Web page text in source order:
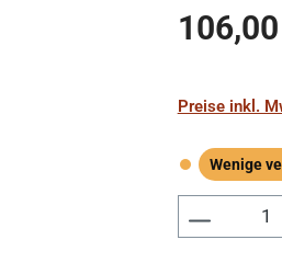
Regulärer
Preise inkl.
Wenige
Wenige